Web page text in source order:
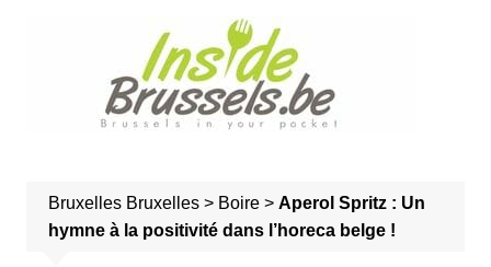
Bruxelles Bruxelles> Boire> Aperol Spritz : Un
hymne à la positivité dans l’horeca belge !